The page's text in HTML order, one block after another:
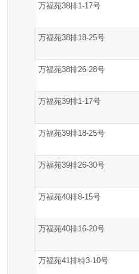
万福苑38排1-17号
万福苑38排18-25号
万福苑38排26-28号
万福苑39排1-17号
万福苑39排18-25号
万福苑39排26-30号
万福苑40排8-15号
万福苑40排16-20号
万福苑41排特3-10号